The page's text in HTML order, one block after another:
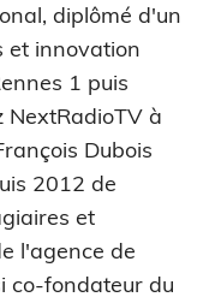
diplômé d'un
et innovation
1 puis
NextRadioTV à
Dubois
2012 de
et
l'agence de
co-fondateur du